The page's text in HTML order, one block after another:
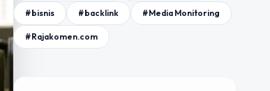
#bisnis #backlink #Media Monitoring
#Rajakomen.com